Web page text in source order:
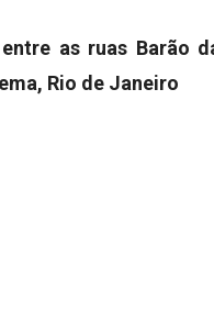
as ruas Barão
Rio de Janeiro